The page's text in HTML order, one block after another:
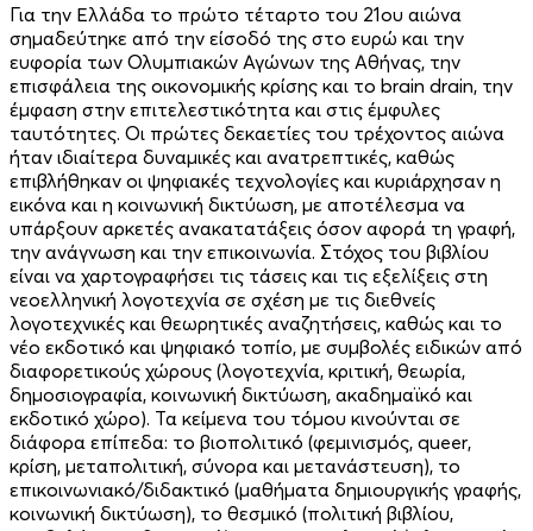
Για την Ελλάδα το πρώτο τέταρτο του 21ου αιώνα
σημαδεύτηκε από την είσοδό της στο ευρώ και την
ευφορία των Ολυμπιακών Αγώνων της Αθήνας, την
επισφάλεια της οικονομικής κρίσης και το brain drain, την
έμφαση στην επιτελεστικότητα και στις έμφυλες
ταυτότητες. Οι πρώτες δεκαετίες του τρέχοντος αιώνα
ήταν ιδιαίτερα δυναμικές και ανατρεπτικές, καθώς
επιβλήθηκαν οι ψηφιακές τεχνολογίες και κυριάρχησαν η
εικόνα και η κοινωνική δικτύωση, με αποτέλεσμα να
υπάρξουν αρκετές ανακατατάξεις όσον αφορά τη γραφή,
την ανάγνωση και την επικοινωνία. Στόχος του βιβλίου
είναι να χαρτογραφήσει τις τάσεις και τις εξελίξεις στη
νεοελληνική λογοτεχνία σε σχέση με τις διεθνείς
λογοτεχνικές και θεωρητικές αναζητήσεις, καθώς και το
νέο εκδοτικό και ψηφιακό τοπίο, με συμβολές ειδικών από
δια­φορετικούς χώρους (λογοτεχνία, κριτική, θεωρία,
δημοσιογρα­φία, κοινωνική δικτύωση, ακαδημαϊκό και
εκδοτικό χώρο). Τα κείμενα του τόμου κινούνται σε
διάφορα επίπεδα: το βιοπολιτικό (φεμινισμός, queer,
κρίση, μεταπολιτική, σύνο­ρα και μετα­νάστευση), το
επικοινωνιακό/διδακτικό (μαθήματα δημιουργικής γραφής,
κοι­νωνική δικτύωση), το θεσμικό (πολιτική βιβλίου,